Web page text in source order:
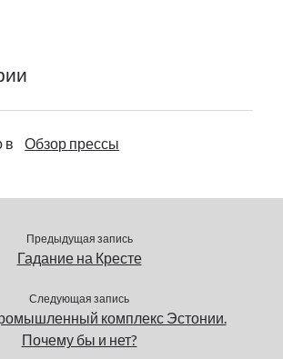
соблазном стать…
в Обзор прессы
Предыдущая запись
Гадание на Кресте
Следующая запись
комплекс Эстонии.
Почему бы и нет?